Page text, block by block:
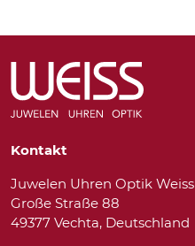
Kontakt
Juwelen Uhren Optik Weiss
Große Straße 88
49377 Vechta, Deutschland